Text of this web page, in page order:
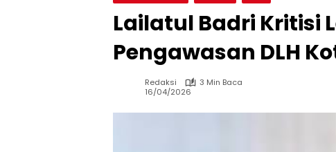
Lailatul Badri Kritisi
Pengawasan DLH
Redaksi
3 Min Baca
16/04/2026